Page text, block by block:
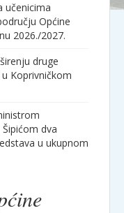
učenicima
Općine
2026./2027.
druge
Koprivničkom
dva
u ukupnom